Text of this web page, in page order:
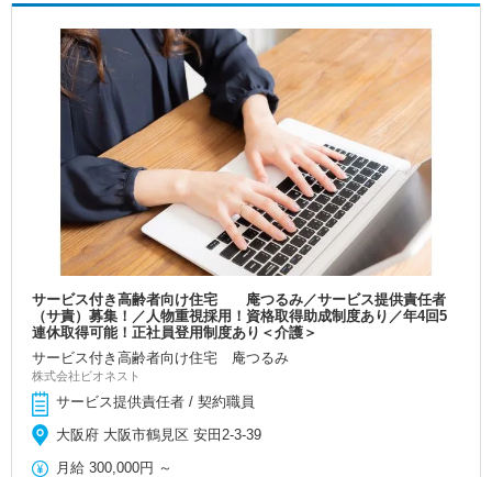
サービス付き高齢者向け住宅 庵つるみ／サービス提供責任者
（サ責）募集！／人物重視採用！資格取得助成制度あり／年4回5
連休取得可能！正社員登用制度あり＜介護＞
サービス付き高齢者向け住宅 庵つるみ
株式会社ビオネスト
サービス提供責任者 / 契約職員
大阪府 大阪市鶴見区 安田2-3-39
月給 300,000円 ～